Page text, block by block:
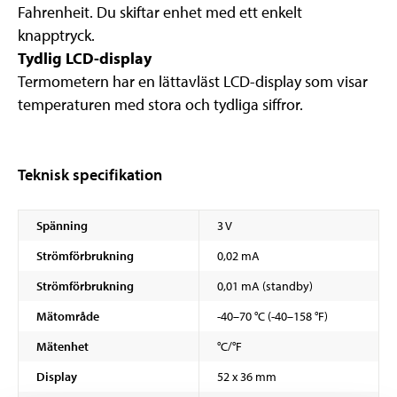
Fahrenheit. Du skiftar enhet med ett enkelt
knapptryck.
Tydlig LCD-display
Termometern har en lättavläst LCD-display som visar
temperaturen med stora och tydliga siffror.
Teknisk specifikation
Spänning
3 V
Strömförbrukning
0,02 mA
Strömförbrukning
0,01 mA (standby)
Mätområde
-40–70 °C (-40–158 °F)
Mätenhet
°C/°F
Display
52 x 36 mm